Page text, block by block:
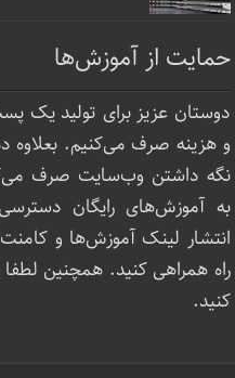
حمایت از آموزش‌ها
دوستان عزیز برای تولید یک
و هزینه صرف می‌کنیم. بعلاوه
نگه داشتن وب‌سایت صرف
به آموزش‌های رایگان
انتشار لینک‌ آموزش‌ها و
راه همراهی کنید. همچنین لطفا
کنید.